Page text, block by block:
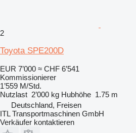
2
Toyota SPE200D
EUR 7’000 ≈ CHF 6’541
Kommissionierer
1’559 M/Std.
Nutzlast 2’000 kg Hubhöhe 1.75 m
Deutschland, Freisen
ITL Transportmaschinen GmbH
Verkäufer kontaktieren